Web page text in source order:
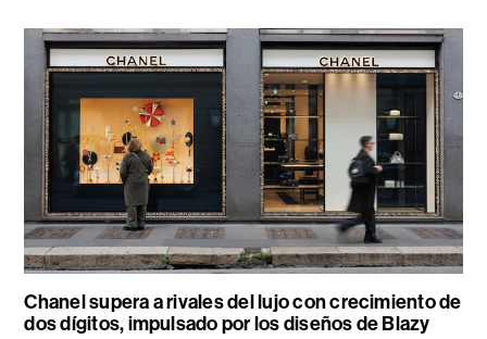
Chanel supera a rivales del lujo con crecimiento de
dos dígitos, impulsado por los diseños de Blazy